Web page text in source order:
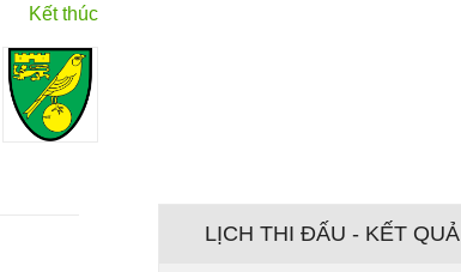
Kết thúc
LỊCH THI ĐẤU - KẾT QUẢ